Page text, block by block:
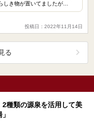
しき物が置いてましたが…
投稿日：2022年11月14日
る
2種類の源泉を活用して美